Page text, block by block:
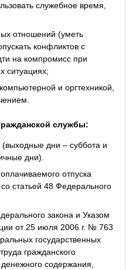
служебное время,
отношений (уметь
конфликтов с
на компромисс при
ситуациях;
и оргтехникой,
службы:
дни – суббота и
дни).
отпуска
статьей 48 Федерального
закона и Указом
от 25 июля 2006 г. № 763
государственных
гражданского
содержания,